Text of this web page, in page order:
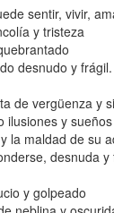
sentir, vivir,
y tristeza
desnudo y frágil.
de vergüenza y
ilusiones y
la maldad de su
desnuda y
y golpeado